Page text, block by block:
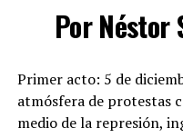
Por Néstor
Primer acto: 5 de
atmósfera de protestas
medio de la represión,